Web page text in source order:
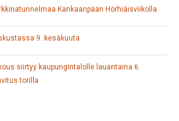
Kankaanpään Hörhiäisviikolla
9. kesäkuuta
siirtyy kaupungintalolle lauantaina 6.
torilla